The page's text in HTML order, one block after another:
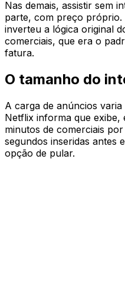
Nas demais, assistir sem
parte, com preço
inverteu a lógica original
comerciais, que era o
fatura.
O tamanho do
A carga de anúncios
Netflix informa que exibe,
minutos de comerciais
segundos inseridas antes
opção de pular.